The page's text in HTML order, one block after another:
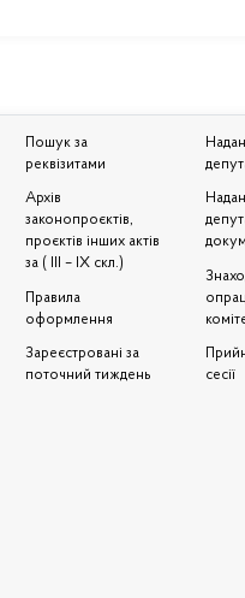
Пошук за
реквізитами
Архів
законопроєктів,
проєктів інших актів
за ( III – IX скл.)
Правила
оформлення
Зареєстровані за
поточний тиждень
сесії